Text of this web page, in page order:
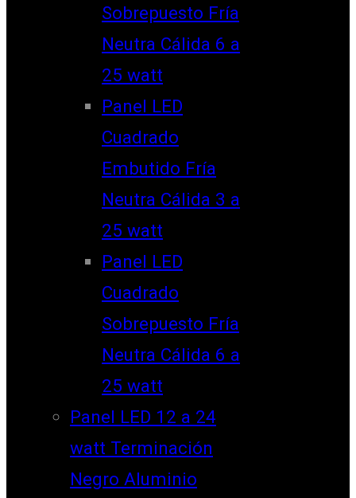
Sobrepuesto Fría
Neutra Cálida 6 a
25 watt
Panel LED
Cuadrado
Embutido Fría
Neutra Cálida 3 a
25 watt
Panel LED
Cuadrado
Sobrepuesto Fría
Neutra Cálida 6 a
25 watt
Panel LED 12 a 24
watt Terminación
Negro Aluminio